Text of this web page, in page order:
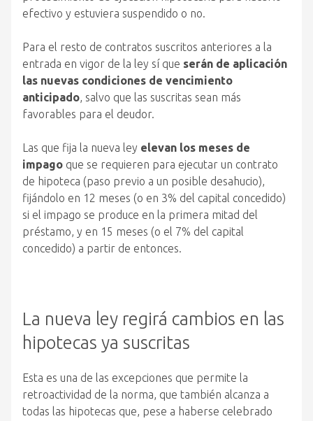
efectivo y estuviera suspendido o no.
Para el resto de contratos suscritos anteriores a la
entrada en vigor de la ley sí que serán de aplicación
las nuevas condiciones de vencimiento
anticipado, salvo que las suscritas sean más
favorables para el deudor.
Las que fija la nueva ley elevan los meses de
impago que se requieren para ejecutar un contrato
de hipoteca (paso previo a un posible desahucio),
fijándolo en 12 meses (o en 3% del capital concedido)
si el impago se produce en la primera mitad del
préstamo, y en 15 meses (o el 7% del capital
concedido) a partir de entonces.
La nueva ley regirá cambios en las
hipotecas ya suscritas
Esta es una de las excepciones que permite la
retroactividad de la norma, que también alcanza a
todas las hipotecas que, pese a haberse celebrado